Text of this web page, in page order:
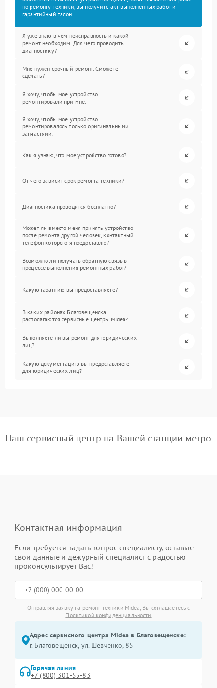
по ремонту техники, вы получите акт выполненных работ и
гарантийный талон.
Я уже знаю в чем неисправность и какой
ремонт необходим. Для чего проводить
диагностику?
Мне нужен срочный ремонт. Сможете
сделать?
Я хочу, чтобы мое устройство
ремонтировали при мне.
Я хочу, чтобы мое устройство
ремонтировалось только оригинальными
запчастями.
Как я узнаю, что мое устройство готово?
От чего зависит срок ремонта техники?
Диагностика проводится бесплатно?
Может ли вместо меня принять устройство
после ремонта другой человек, контактный
телефон которого я предоставлю?
Возможно ли получать обратную связь в
процессе выполнения ремонтных работ?
Какую гарантию вы предоставляете?
В каких районах Благовещенска
располагаются сервисные центры Midea?
Выполняете ли вы ремонт для юридических
лиц?
Какую документацию вы предоставляете
для юридических лиц?
Наш сервисный центр на Вашей станции метро
Контактная информация
Если требуется задать вопрос специалисту, оставьте
свои данные и дежурный специалист с радостью
проконсультирует Вас!
Отправляя заявку на ремонт техники Midea, Вы соглашаетесь с
Политикой конфиденциальности
Адрес сервисного центра Midea в Благовещенске:
г. Благовещенск, ул. Шевченко, 85
Горячая линия
+7 (800) 301-55-83